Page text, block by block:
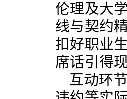
伦理及大
线与契约
扣好职业
席话引得
互动环